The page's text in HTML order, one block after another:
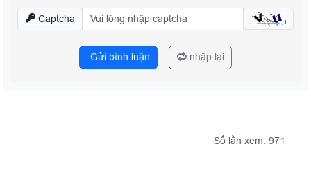
Captcha
Gửi bình luận nhập lại
Số lần xem: 971